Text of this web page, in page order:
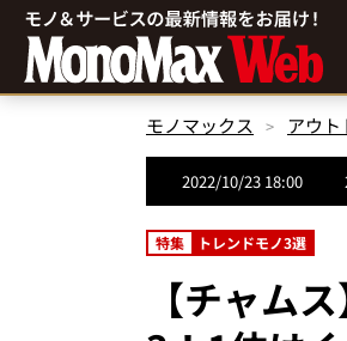
モノマックス アウト
2022/10/23 18:00
特集 トレンドモノ3選
【チャム